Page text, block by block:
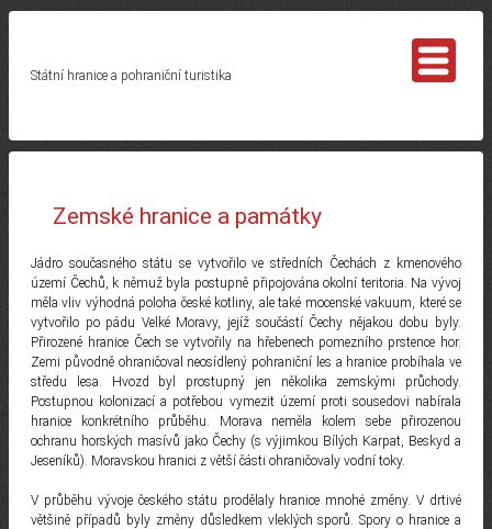
Státní hranice a pohraniční turistika
Zemské hranice a památky
Jádro současného státu se vytvořilo ve středních Čechách z kmenového
území Čechů, k němuž byla postupně připojována okolní teritoria. Na vývoj
měla vliv výhodná poloha české kotliny, ale také mocenské vakuum, které se
vytvořilo po pádu Velké Moravy, jejíž součástí Čechy nějakou dobu byly.
Přirozené hranice Čech se vytvořily na hřebenech pomezního prstence hor.
Zemi původně ohraničoval neosídlený pohraniční les a hranice probíhala ve
středu lesa. Hvozd byl prostupný jen několika zemskými průchody.
Postupnou kolonizací a potřebou vymezit území proti sousedovi nabírala
hranice konkrétního průběhu. Morava neměla kolem sebe přirozenou
ochranu horských masívů jako Čechy (s výjimkou Bílých Karpat, Beskyd a
Jeseníků). Moravskou hranici z větší části ohraničovaly vodní toky.
V průběhu vývoje českého státu prodělaly hranice mnohé změny. V drtivé
většině případů byly změny důsledkem vleklých sporů. Spory o hranice a